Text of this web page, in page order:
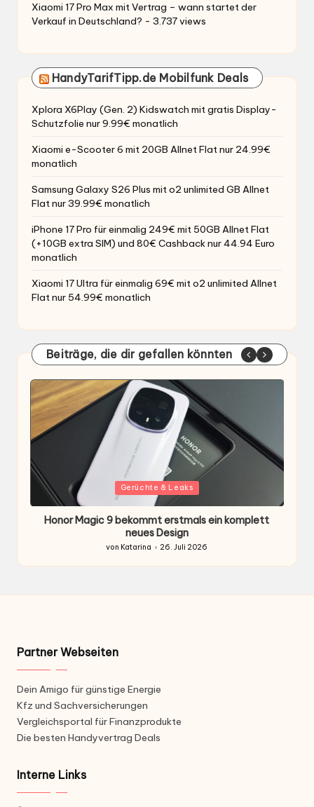
Xiaomi 17 Pro Max mit Vertrag – wann startet der
Verkauf in Deutschland? - 3.737 views
HandyTarifTipp.de Mobilfunk Deals
Xplora X6Play (Gen. 2) Kidswatch mit gratis Display-
Schutzfolie nur 9.99€ monatlich
Xiaomi e-Scooter 6 mit 20GB Allnet Flat nur 24.99€
monatlich
Samsung Galaxy S26 Plus mit o2 unlimited GB Allnet
Flat nur 39.99€ monatlich
iPhone 17 Pro für einmalig 249€ mit 50GB Allnet Flat
(+10GB extra SIM) und 80€ Cashback nur 44.94 Euro
monatlich
Xiaomi 17 Ultra für einmalig 69€ mit o2 unlimited Allnet
Flat nur 54.99€ monatlich
Beiträge, die dir gefallen könnten
Gepostet
Gerüchte & Leaks
Honor Magic 9 bekommt erstmals ein komplett
neues Design
Gepostet
von
von Katarina 26. Juli 2026
Partner Webseiten
Dein Amigo für günstige Energie
Kfz und Sachversicherungen
Vergleichsportal für Finanzprodukte
Die besten Handyvertrag Deals
Interne Links